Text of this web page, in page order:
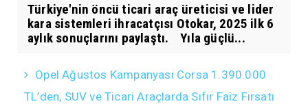
Türkiye'nin öncü ticari araç üreticisi ve lider
kara sistemleri ihracatçısı Otokar, 2025 ilk 6
aylık sonuçlarını paylaştı. Yıla güçlü...
Opel Ağustos Kampanyası Corsa 1.390.000
TL’den, SUV ve Ticari Araçlarda Sıfır Faiz Fırsatı